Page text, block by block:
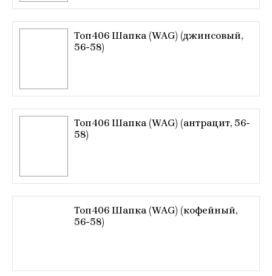
Топ406 Шапка (WAG) (джинсовый,
56-58)
Топ406 Шапка (WAG) (антрацит, 56-
58)
Топ406 Шапка (WAG) (кофейный,
56-58)